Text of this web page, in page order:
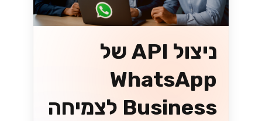
ניצול API של
WhatsApp
Business לצמיחה